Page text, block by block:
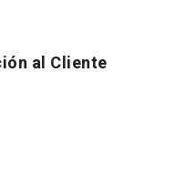
al Cliente